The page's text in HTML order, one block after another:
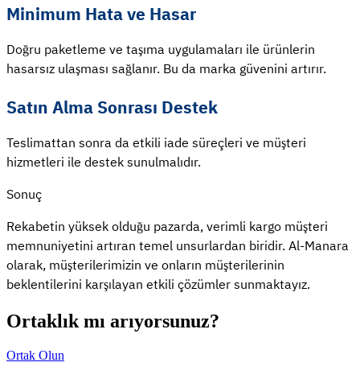
Minimum Hata ve Hasar
Doğru paketleme ve taşıma uygulamaları ile ürünlerin
hasarsız ulaşması sağlanır. Bu da marka güvenini artırır.
Satın Alma Sonrası Destek
Teslimattan sonra da etkili iade süreçleri ve müşteri
hizmetleri ile destek sunulmalıdır.
Sonuç
Rekabetin yüksek olduğu pazarda, verimli kargo müşteri
memnuniyetini artıran temel unsurlardan biridir. Al-Manara
olarak, müşterilerimizin ve onların müşterilerinin
beklentilerini karşılayan etkili çözümler sunmaktayız.
Ortaklık mı arıyorsunuz?
Ortak Olun